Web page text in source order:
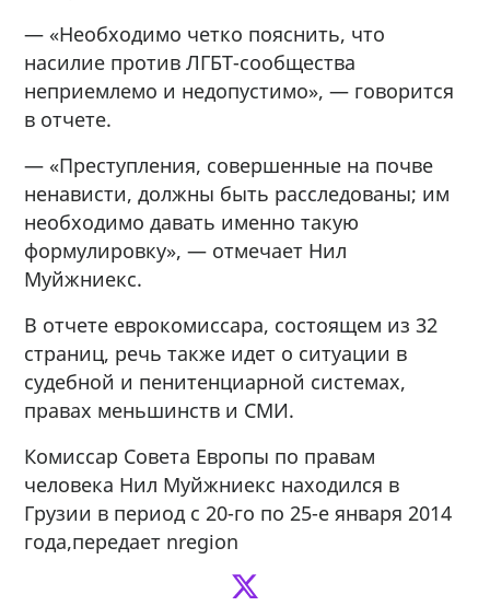
— «Необходимо четко пояснить, что
насилие против ЛГБТ-сообщества
неприемлемо и недопустимо», — говорится
в отчете.
— «Преступления, совершенные на почве
ненависти, должны быть расследованы; им
необходимо давать именно такую
формулировку», — отмечает Нил
Муйжниекс.
В отчете еврокомиссара, состоящем из 32
страниц, речь также идет о ситуации в
судебной и пенитенциарной системах,
правах меньшинств и СМИ.
Комиссар Совета Европы по правам
человека Нил Муйжниекс находился в
Грузии в период с 20-го по 25-е января 2014
года,передает nregion